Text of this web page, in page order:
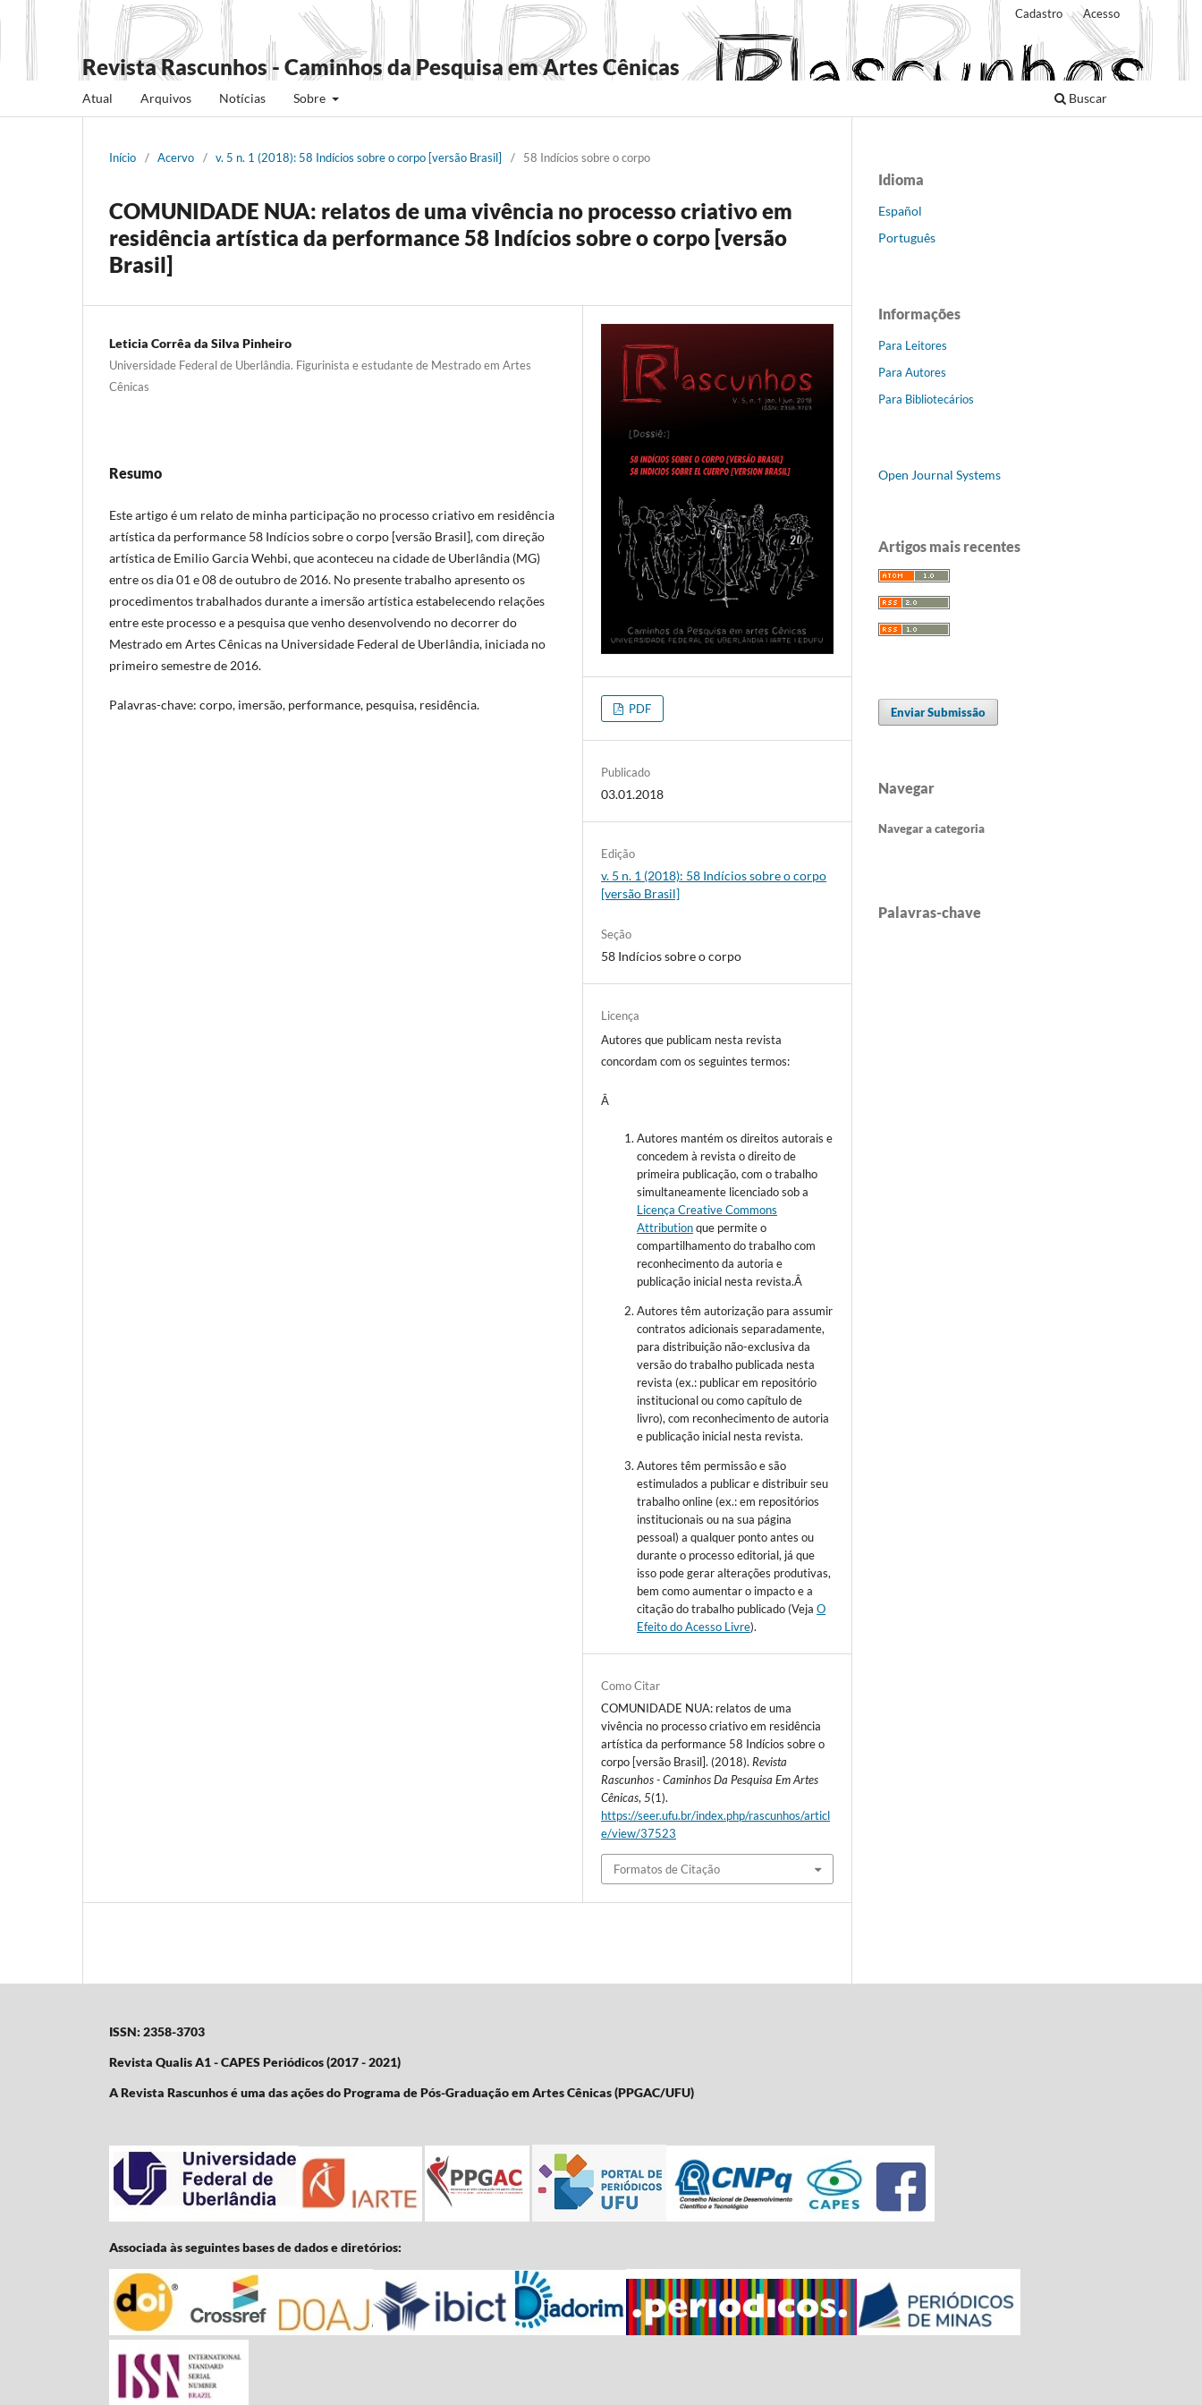
Revista Rascunhos - Caminhos da Pesquisa em Artes Cênicas
Atual Arquivos Notícias Sobre Buscar
Cadastro Acesso
Início / Acervo / v. 5 n. 1 (2018): 58 Indícios sobre o corpo [versão Brasil] / 58 Indícios sobre o corpo
COMUNIDADE NUA: relatos de uma vivência no processo criativo em
residência artística da performance 58 Indícios sobre o corpo [versão
Brasil]
Leticia Corrêa da Silva Pinheiro
Universidade Federal de Uberlândia. Figurinista e estudante de Mestrado em Artes
Cênicas
Resumo
Este artigo é um relato de minha participação no processo criativo em residência
artística da performance 58 Indícios sobre o corpo [versão Brasil], com direção
artística de Emilio Garcia Wehbi, que aconteceu na cidade de Uberlândia (MG)
entre os dia 01 e 08 de outubro de 2016. No presente trabalho apresento os
procedimentos trabalhados durante a imersão artística estabelecendo relações
entre este processo e a pesquisa que venho desenvolvendo no decorrer do
Mestrado em Artes Cênicas na Universidade Federal de Uberlândia, iniciada no
primeiro semestre de 2016.
Palavras-chave: corpo, imersão, performance, pesquisa, residência. PDF
Publicado
03.01.2018
Edição
v. 5 n. 1 (2018): 58 Indícios sobre o corpo
[versão Brasil]
Seção
58 Indícios sobre o corpo
Licença
Autores que publicam nesta revista
concordam com os seguintes termos:
Â
Autores mantém os direitos autorais e
concedem à revista o direito de
primeira publicação, com o trabalho
simultaneamente licenciado sob a
Licença Creative Commons
Attributionque permite o
compartilhamento do trabalho com
reconhecimento da autoria e
publicação inicial nesta revista.Â
Autores têm autorização para assumir
contratos adicionais separadamente,
para distribuição não-exclusiva da
versão do trabalho publicada nesta
revista (ex.: publicar em repositório
institucional ou como capítulo de
livro), com reconhecimento de autoria
e publicação inicial nesta revista.
Autores têm permissão e são
estimulados a publicar e distribuir seu
trabalho online (ex.: em repositórios
institucionais ou na sua página
pessoal) a qualquer ponto antes ou
durante o processo editorial, já que
isso pode gerar alterações produtivas,
bem como aumentar o impacto e a
citação do trabalho publicado (VejaO
Efeito do Acesso Livre).
Como Citar
COMUNIDADE NUA: relatos de uma
vivência no processo criativo em residência
artística da performance 58 Indícios sobre o
corpo [versão Brasil]. (2018). Revista
Rascunhos - Caminhos Da Pesquisa Em Artes
Cênicas,5(1).
https://seer.ufu.br/index.php/rascunhos/articl
e/view/37523
Formatos de Citação
Idioma
Español
Português
Informações
Para Leitores
Para Autores
Para Bibliotecários
Open Journal Systems
Artigos mais recentes
Enviar Submissão
Navegar
Navegar a categoria
Palavras-chave
ISSN: 2358-3703
Revista Qualis A1 - CAPES Periódicos (2017 - 2021)
A Revista Rascunhos é uma das ações do Programa de Pós-Graduação em Artes Cênicas (PPGAC/UFU)
Associada às seguintes bases de dados e diretórios: